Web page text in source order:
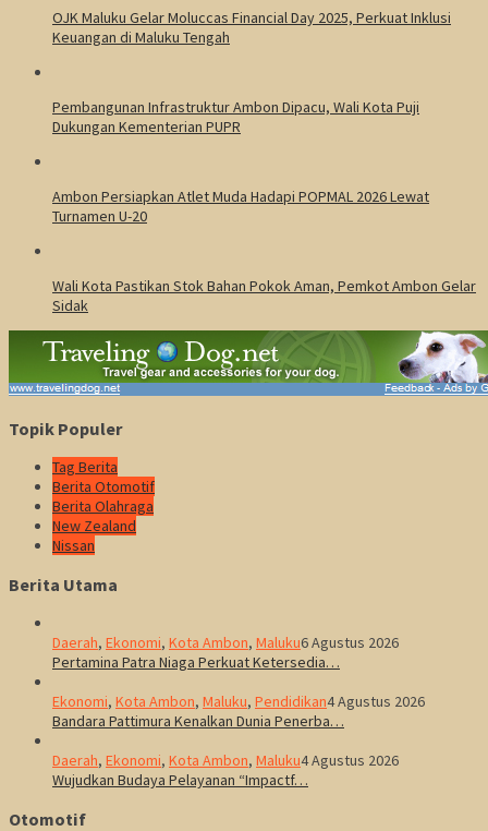
OJK Maluku Gelar Moluccas Financial Day 2025, Perkuat Inklusi
Keuangan di Maluku Tengah
Pembangunan Infrastruktur Ambon Dipacu, Wali Kota Puji
Dukungan Kementerian PUPR
Ambon Persiapkan Atlet Muda Hadapi POPMAL 2026 Lewat
Turnamen U-20
Wali Kota Pastikan Stok Bahan Pokok Aman, Pemkot Ambon Gelar
Sidak
Topik Populer
Tag Berita
Berita Otomotif
Berita Olahraga
New Zealand
Nissan
Berita Utama
Daerah, Ekonomi, Kota Ambon, Maluku6 Agustus 2026
Pertamina Patra Niaga Perkuat Ketersedia…
Ekonomi, Kota Ambon, Maluku, Pendidikan4 Agustus 2026
Bandara Pattimura Kenalkan Dunia Penerba…
Daerah, Ekonomi, Kota Ambon, Maluku4 Agustus 2026
Wujudkan Budaya Pelayanan “Impactf…
Otomotif